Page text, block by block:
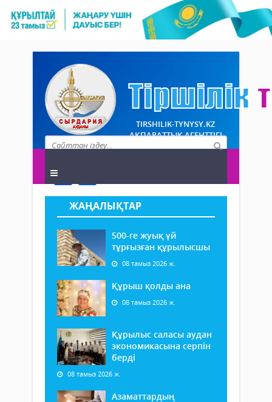
TIRSHILIK-TYNYSY.KZ
АҚПАРАТТЫҚ АГЕНТТІГІ
ЖАҢАЛЫҚТАР
500-ге жуық үй
тұрғызған құрылысшы
08 тамыз 2026 ж.
Құрыш қолды ана
08 тамыз 2026 ж.
Құрылыс саласы аудан
экономикасына серпін
берді
08 тамыз 2026 ж.
Азаматтардың